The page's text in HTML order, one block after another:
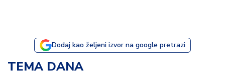
Dodaj kao željeni izvor na google pretrazi
TEMA DANA